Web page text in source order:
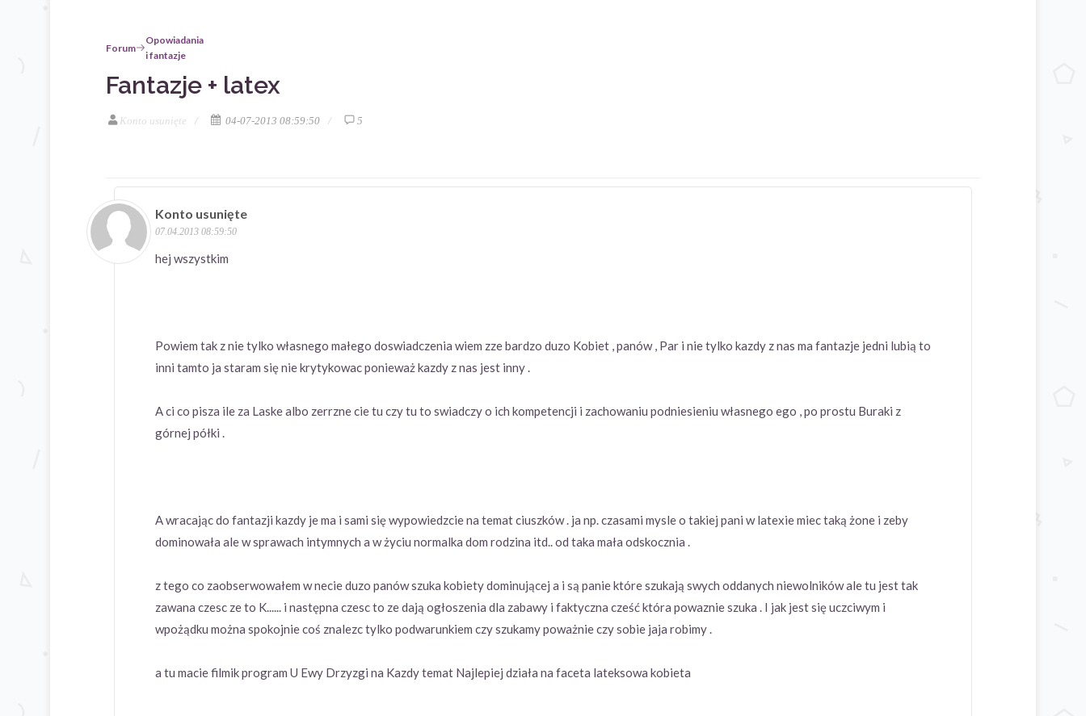
Forum
Opowiadania
i fantazje
Fantazje + latex
Konto usunięte 04-07-2013 08:59:50 5
Konto usunięte
07.04.2013 08:59:50
hej wszystkim
Powiem tak z nie tylko własnego małego doswiadczenia wiem zze bardzo duzo Kobiet , panów , Par i nie tylko kazdy z nas ma fantazje jedni lubią to
inni tamto ja staram się nie krytykowac ponieważ kazdy z nas jest inny .
A ci co pisza ile za Laske albo zerrzne cie tu czy tu to swiadczy o ich kompetencji i zachowaniu podniesieniu własnego ego , po prostu Buraki z
górnej półki .
A wracając do fantazji kazdy je ma i sami się wypowiedzcie na temat ciuszków . ja np. czasami mysle o takiej pani w latexie miec taką żone i zeby
dominowała ale w sprawach intymnych a w życiu normalka dom rodzina itd.. od taka mała odskocznia .
z tego co zaobserwowałem w necie duzo panów szuka kobiety dominującej a i są panie które szukają swych oddanych niewolników ale tu jest tak
zawana czesc ze to K...... i następna czesc to ze dają ogłoszenia dla zabawy i faktyczna cześć która powaznie szuka . I jak jest się uczciwym i
wpożądku można spokojnie coś znalezc tylko podwarunkiem czy szukamy poważnie czy sobie jaja robimy .
a tu macie filmik program U Ewy Drzyzgi na Kazdy temat Najlepiej działa na faceta lateksowa kobieta